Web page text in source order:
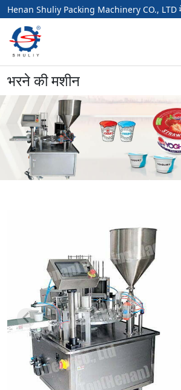
Henan Shuliy Packing Machinery CO., LTD
भरने की मशीन